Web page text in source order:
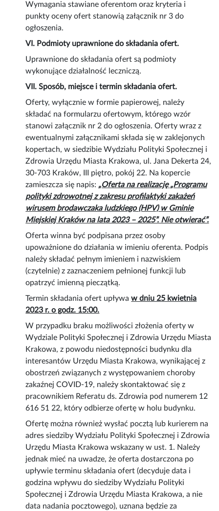
Wymagania stawiane oferentom oraz kryteria i
punkty oceny ofert stanowią załącznik nr 3 do
ogłoszenia.
VI. Podmioty uprawnione do składania ofert.
Uprawnione do składania ofert są podmioty
wykonujące działalność leczniczą.
VII. Sposób, miejsce i termin składania ofert.
Oferty, wyłącznie w formie papierowej, należy
składać na formularzu ofertowym, którego wzór
stanowi załącznik nr 2 do ogłoszenia. Oferty wraz z
ewentualnymi załącznikami składa się w zaklejonych
kopertach, w siedzibie Wydziału Polityki Społecznej i
Zdrowia Urzędu Miasta Krakowa, ul. Jana Dekerta 24,
30-703 Kraków, III piętro, pokój 22. Na kopercie
zamieszcza się napis: „Oferta na realizację „Programu
polityki zdrowotnej z zakresu profilaktyki zakażeń
wirusem brodawczaka ludzkiego (HPV) w Gminie
Miejskiej Kraków na lata 2023 – 2025”. Nie otwierać”.
Oferta winna być podpisana przez osoby
upoważnione do działania w imieniu oferenta. Podpis
należy składać pełnym imieniem i nazwiskiem
(czytelnie) z zaznaczeniem pełnionej funkcji lub
opatrzyć imienną pieczątką.
Termin składania ofert upływaw dniu 25 kwietnia
2023 r. o godz. 15:00.
W przypadku braku możliwości złożenia oferty w
Wydziale Polityki Społecznej i Zdrowia Urzędu Miasta
Krakowa, z powodu niedostępności budynku dla
interesantów Urzędu Miasta Krakowa, wynikającej z
obostrzeń związanych z występowaniem choroby
zakaźnej COVID-19, należy skontaktować się z
pracownikiem Referatu ds. Zdrowia pod numerem 12
616 51 22, który odbierze ofertę w holu budynku.
Ofertę można również wysłać pocztą lub kurierem na
adres siedziby Wydziału Polityki Społecznej i Zdrowia
Urzędu Miasta Krakowa wskazany w ust. 1. Należy
jednak mieć na uwadze, że oferta dostarczona po
upływie terminu składania ofert (decyduje data i
godzina wpływu do siedziby Wydziału Polityki
Społecznej i Zdrowia Urzędu Miasta Krakowa, a nie
data nadania pocztowego), uznana będzie za